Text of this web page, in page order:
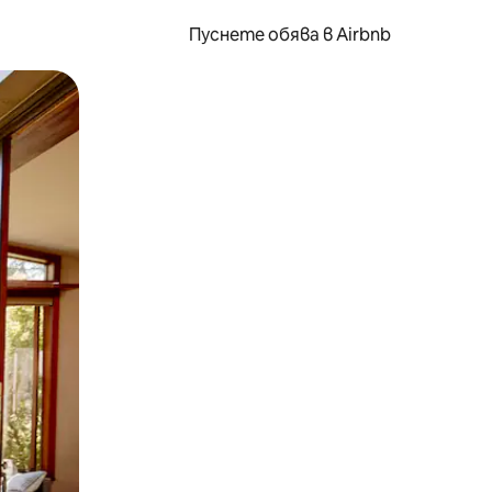
Пуснете обява в Airbnb
или плъзгане.